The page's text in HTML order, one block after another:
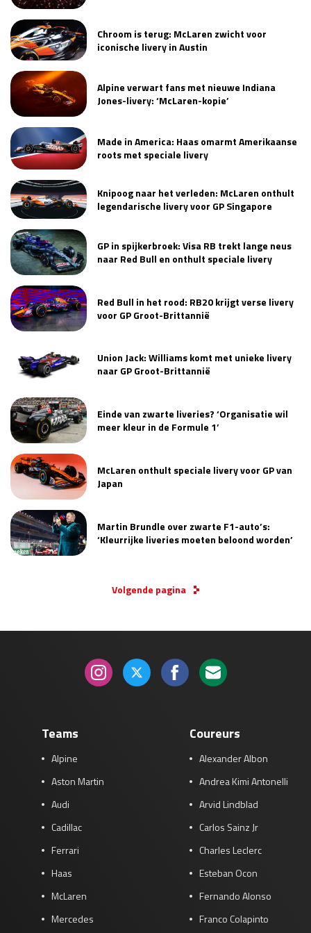
Chroom is terug: McLaren zwicht voor
iconische livery in Austin
Alpine verwart fans met nieuwe Indiana
Jones-livery: ‘McLaren-kopie’
Made in America: Haas omarmt Amerikaanse
roots met speciale livery
Knipoog naar het verleden: McLaren onthult
legendarische livery voor GP Singapore
GP in spijkerbroek: Visa RB trekt lange neus
naar Red Bull en onthult speciale livery
Red Bull in het rood: RB20 krijgt verse livery
voor GP Groot-Brittannië
Union Jack: Williams komt met unieke livery
naar GP Groot-Brittannië
Einde van zwarte liveries? ‘Organisatie wil
meer kleur in de Formule 1’
McLaren onthult speciale livery voor GP van
Japan
Martin Brundle over zwarte F1-auto’s:
‘Kleurrijke liveries moeten beloond worden’
Volgende pagina
Teams
Alpine
Aston Martin
Audi
Cadillac
Ferrari
Haas
McLaren
Mercedes
Coureurs
Alexander Albon
Andrea Kimi Antonelli
Arvid Lindblad
Carlos Sainz Jr
Charles Leclerc
Esteban Ocon
Fernando Alonso
Franco Colapinto